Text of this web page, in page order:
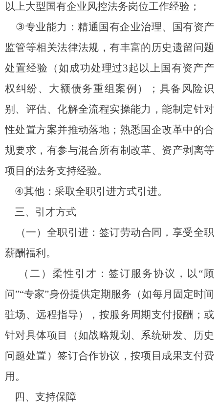
以上大型国有企业风控法务岗位工作经验；
③专业能力：精通国有企业治理、国有资产
监管等相关法律法规，有丰富的历史遗留问题
处置经验（如成功处理过3起以上国有资产产
权纠纷、大额债务重组案例）；具备风险识
别、评估、化解全流程实操能力，能制定针对
性处置方案并推动落地；熟悉国企改革中的合
规要求，有参与混合所有制改革、资产剥离等
项目的法务支持经验。
④其他：采取全职引进方式引进。
三、引才方式
（一）全职引进：签订劳动合同，享受全职
薪酬福利。
（二）柔性引才：签订服务协议，以“顾
问”“专家”身份提供定期服务（如每月固定时间
驻场、远程指导），按服务周期支付报酬；或
针对具体项目（如战略规划、系统研发、历史
问题处置）签订合作协议，按项目成果支付费
用。
四、支持保障